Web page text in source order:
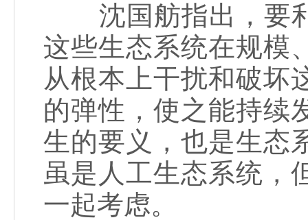
沈国舫指出，要利
这些生态系统在规模
从根本上干扰和破坏
的弹性，使之能持续
生的要义，也是生态
虽是人工生态系统，
一起考虑。